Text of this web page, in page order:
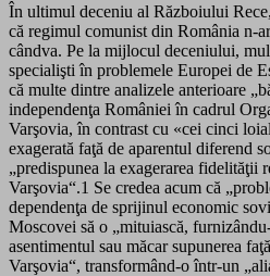
În ultimul deceniu al Războiului
că regimul comunist din România n-
cândva. Pe la mijlocul deceniului,
specialişti în problemele Europei de
că multe dintre analizele anterioare
independenţa României în cadrul
Varşovia, în contrast cu «cei cinci
exagerată faţă de aparentul diferend
„predispunea la exagerarea fidelităţii
Varşovia“.1 Se credea acum că
dependenţa de sprijinul economic
Moscovei să o „mituiască,
asentimentul sau măcar supunerea
Varşovia“, transformând-o într-un